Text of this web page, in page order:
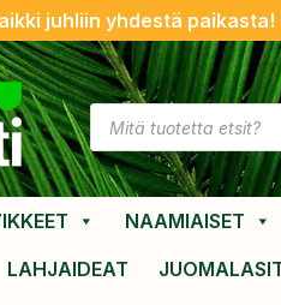
juhliin yhdestä
NAAMIAISET
LAHJAIDEAT